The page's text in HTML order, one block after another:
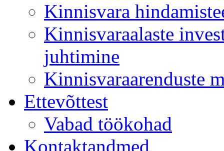
Kinnisvara
Kinnisvaraalaste
juhtimine
Kinnisvaraarenduste
Ettevõttest
Vabad töökohad
Kontaktandmed